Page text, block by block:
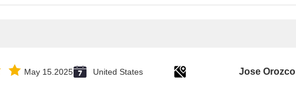
Jose Orozco
United States
May 15.2025